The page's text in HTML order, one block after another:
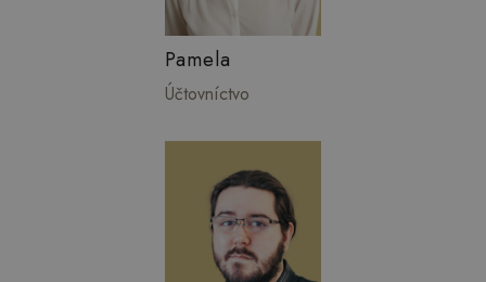
Pamela
Účtovníctvo